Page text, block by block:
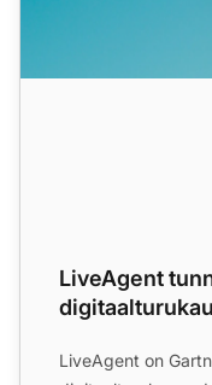
LiveAgent
LiveAgent on